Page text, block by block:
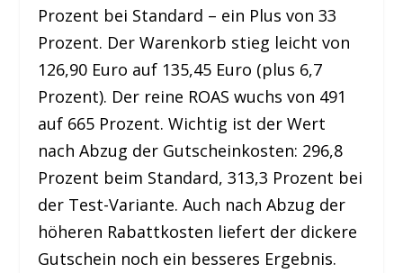
Prozent bei Standard – ein Plus von 33
Prozent. Der Warenkorb stieg leicht von
126,90 Euro auf 135,45 Euro (plus 6,7
Prozent). Der reine ROAS wuchs von 491
auf 665 Prozent. Wichtig ist der Wert
nach Abzug der Gutscheinkosten: 296,8
Prozent beim Standard, 313,3 Prozent bei
der Test-Variante. Auch nach Abzug der
höheren Rabattkosten liefert der dickere
Gutschein noch ein besseres Ergebnis.